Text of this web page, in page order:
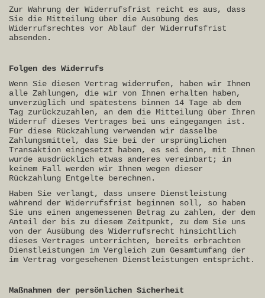
Zur Wahrung der Widerrufsfrist reicht es aus, dass
Sie die Mitteilung über die Ausübung des
Widerrufsrechtes vor Ablauf der Widerrufsfrist
absenden.
Folgen des Widerrufs
Wenn Sie diesen Vertrag widerrufen, haben wir Ihnen
alle Zahlungen, die wir von Ihnen erhalten haben,
unverzüglich und spätestens binnen 14 Tage ab dem
Tag zurückzuzahlen, an dem die Mitteilung über Ihren
Widerruf dieses Vertrages bei uns eingegangen ist.
Für diese Rückzahlung verwenden wir dasselbe
Zahlungsmittel, das Sie bei der ursprünglichen
Transaktion eingesetzt haben, es sei denn, mit Ihnen
wurde ausdrücklich etwas anderes vereinbart; in
keinem Fall werden wir Ihnen wegen dieser
Rückzahlung Entgelte berechnen.
Haben Sie verlangt, dass unsere Dienstleistung
während der Widerrufsfrist beginnen soll, so haben
Sie uns einen angemessenen Betrag zu zahlen, der dem
Anteil der bis zu diesem Zeitpunkt, zu dem Sie uns
von der Ausübung des Widerrufsrecht hinsichtlich
dieses Vertrages unterrichten, bereits erbrachten
Dienstleistungen im Vergleich zum Gesamtumfang der
im Vertrag vorgesehenen Dienstleistungen entspricht.
Maßnahmen der persönlichen Sicherheit